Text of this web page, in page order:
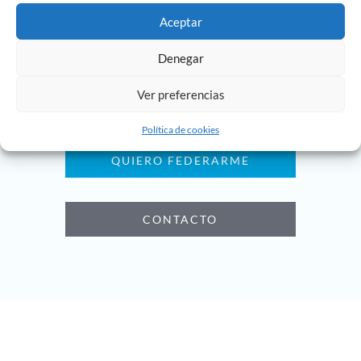
Aceptar
Denegar
Ver preferencias
Política de cookies
QUIERO HACERME SOCIO
QUIERO FEDERARME
CONTACTO